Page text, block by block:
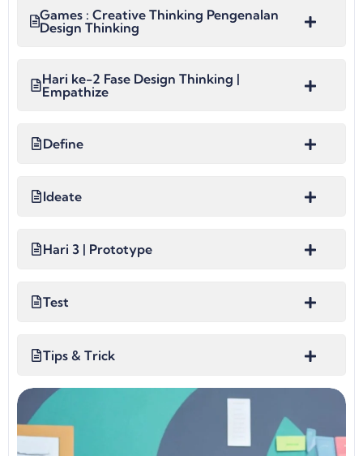
Games : Creative Thinking Pengenalan
Design Thinking
Hari ke-2 Fase Design Thinking |
Empathize
Define
Ideate
Hari 3 | Prototype
Test
Tips & Trick